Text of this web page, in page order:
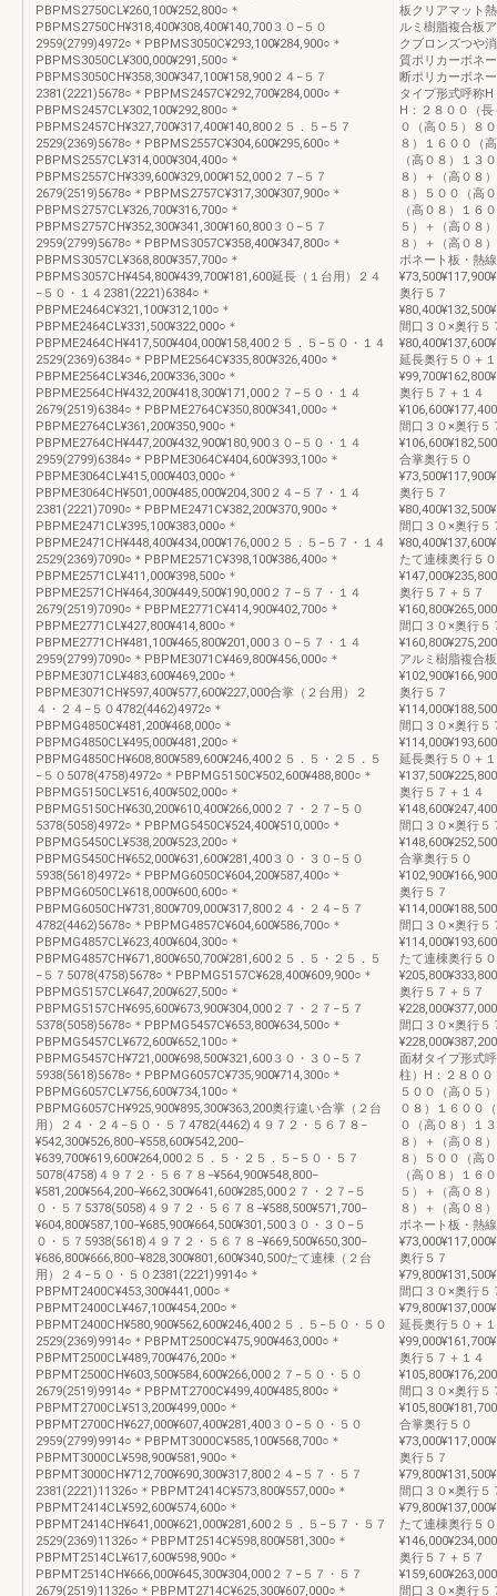
PBPMS2750CL¥260,100¥252,800○＊
PBPMS2750CH¥318,400¥308,400¥140,700３０−５０
2959(2799)4972○＊PBPMS3050C¥293,100¥284,900○＊
PBPMS3050CL¥300,000¥291,500○＊
PBPMS3050CH¥358,300¥347,100¥158,900２４−５７
2381(2221)5678○＊PBPMS2457C¥292,700¥284,000○＊
PBPMS2457CL¥302,100¥292,800○＊
PBPMS2457CH¥327,700¥317,400¥140,800２５．５−５７
2529(2369)5678○＊PBPMS2557C¥304,600¥295,600○＊
PBPMS2557CL¥314,000¥304,400○＊
PBPMS2557CH¥339,600¥329,000¥152,000２７−５７
2679(2519)5678○＊PBPMS2757C¥317,300¥307,900○＊
PBPMS2757CL¥326,700¥316,700○＊
PBPMS2757CH¥352,300¥341,300¥160,800３０−５７
2959(2799)5678○＊PBPMS3057C¥358,400¥347,800○＊
PBPMS3057CL¥368,800¥357,700○＊
PBPMS3057CH¥454,800¥439,700¥181,600延長（１台用）２４
−５０・１４2381(2221)6384○＊
PBPME2464C¥321,100¥312,100○＊
PBPME2464CL¥331,500¥322,000○＊
PBPME2464CH¥417,500¥404,000¥158,400２５．５−５０・１４
2529(2369)6384○＊PBPME2564C¥335,800¥326,400○＊
PBPME2564CL¥346,200¥336,300○＊
PBPME2564CH¥432,200¥418,300¥171,000２７−５０・１４
2679(2519)6384○＊PBPME2764C¥350,800¥341,000○＊
PBPME2764CL¥361,200¥350,900○＊
PBPME2764CH¥447,200¥432,900¥180,900３０−５０・１４
2959(2799)6384○＊PBPME3064C¥404,600¥393,100○＊
PBPME3064CL¥415,000¥403,000○＊
PBPME3064CH¥501,000¥485,000¥204,300２４−５７・１４
2381(2221)7090○＊PBPME2471C¥382,200¥370,900○＊
PBPME2471CL¥395,100¥383,000○＊
PBPME2471CH¥448,400¥434,000¥176,000２５．５−５７・１４
2529(2369)7090○＊PBPME2571C¥398,100¥386,400○＊
PBPME2571CL¥411,000¥398,500○＊
PBPME2571CH¥464,300¥449,500¥190,000２７−５７・１４
2679(2519)7090○＊PBPME2771C¥414,900¥402,700○＊
PBPME2771CL¥427,800¥414,800○＊
PBPME2771CH¥481,100¥465,800¥201,000３０−５７・１４
2959(2799)7090○＊PBPME3071C¥469,800¥456,000○＊
PBPME3071CL¥483,600¥469,200○＊
PBPME3071CH¥597,400¥577,600¥227,000合掌（２台用）２
４・２４−５０4782(4462)4972○＊
PBPMG4850C¥481,200¥468,000○＊
PBPMG4850CL¥495,000¥481,200○＊
PBPMG4850CH¥608,800¥589,600¥246,400２５．５・２５．５
−５０5078(4758)4972○＊PBPMG5150C¥502,600¥488,800○＊
PBPMG5150CL¥516,400¥502,000○＊
PBPMG5150CH¥630,200¥610,400¥266,000２７・２７−５０
5378(5058)4972○＊PBPMG5450C¥524,400¥510,000○＊
PBPMG5450CL¥538,200¥523,200○＊
PBPMG5450CH¥652,000¥631,600¥281,400３０・３０−５０
5938(5618)4972○＊PBPMG6050C¥604,200¥587,400○＊
PBPMG6050CL¥618,000¥600,600○＊
PBPMG6050CH¥731,800¥709,000¥317,800２４・２４−５７
4782(4462)5678○＊PBPMG4857C¥604,600¥586,700○＊
PBPMG4857CL¥623,400¥604,300○＊
PBPMG4857CH¥671,800¥650,700¥281,600２５．５・２５．５
−５７5078(4758)5678○＊PBPMG5157C¥628,400¥609,900○＊
PBPMG5157CL¥647,200¥627,500○＊
PBPMG5157CH¥695,600¥673,900¥304,000２７・２７−５７
5378(5058)5678○＊PBPMG5457C¥653,800¥634,500○＊
PBPMG5457CL¥672,600¥652,100○＊
PBPMG5457CH¥721,000¥698,500¥321,600３０・３０−５７
5938(5618)5678○＊PBPMG6057C¥735,900¥714,300○＊
PBPMG6057CL¥756,600¥734,100○＊
PBPMG6057CH¥925,900¥895,300¥363,200奥行違い合掌（２台
用）２４・２４−５０・５７4782(4462)４９７２・５６７８−
¥542,300¥526,800−¥558,600¥542,200−
¥639,700¥619,600¥264,000２５．５・２５．５−５０・５７
5078(4758)４９７２・５６７８−¥564,900¥548,800−
¥581,200¥564,200−¥662,300¥641,600¥285,000２７・２７−５
０・５７5378(5058)４９７２・５６７８−¥588,500¥571,700−
¥604,800¥587,100−¥685,900¥664,500¥301,500３０・３０−５
０・５７5938(5618)４９７２・５６７８−¥669,500¥650,300−
¥686,800¥666,800−¥828,300¥801,600¥340,500たて連棟（２台
用）２４−５０・５０2381(2221)9914○＊
PBPMT2400C¥453,300¥441,000○＊
PBPMT2400CL¥467,100¥454,200○＊
PBPMT2400CH¥580,900¥562,600¥246,400２５．５−５０・５０
2529(2369)9914○＊PBPMT2500C¥475,900¥463,000○＊
PBPMT2500CL¥489,700¥476,200○＊
PBPMT2500CH¥603,500¥584,600¥266,000２７−５０・５０
2679(2519)9914○＊PBPMT2700C¥499,400¥485,800○＊
PBPMT2700CL¥513,200¥499,000○＊
PBPMT2700CH¥627,000¥607,400¥281,400３０−５０・５０
2959(2799)9914○＊PBPMT3000C¥585,100¥568,700○＊
PBPMT3000CL¥598,900¥581,900○＊
PBPMT3000CH¥712,700¥690,300¥317,800２４−５７・５７
2381(2221)11326○＊PBPMT2414C¥573,800¥557,000○＊
PBPMT2414CL¥592,600¥574,600○＊
PBPMT2414CH¥641,000¥621,000¥281,600２５．５−５７・５７
2529(2369)11326○＊PBPMT2514C¥598,800¥581,300○＊
PBPMT2514CL¥617,600¥598,900○＊
PBPMT2514CH¥666,000¥645,300¥304,000２７−５７・５７
2679(2519)11326○＊PBPMT2714C¥625,300¥607,000○＊
板クリアマット
ルミ樹脂複合板
クブロンズつや
質ポリカーボネ
断ポリカーボネ
タイプ形式呼称
H：２８００（
０（高０５）８
８）１６００（
（高０８）１３
８）＋（高０８
８）５００（高
（高０８）１６
５）＋（高０８
８）＋（高０８
ボネート板・熱
奥行５７
間口３０×奥行５
延長奥行５０＋
奥行５７＋１４
間口３０×奥行５
合掌奥行５０
奥行５７
間口３０×奥行５
たて連棟奥行５
奥行５７＋５７
間口３０×奥行５
アルミ樹脂複合
奥行５７
間口３０×奥行５
延長奥行５０＋
奥行５７＋１４
間口３０×奥行５
合掌奥行５０
奥行５７
間口３０×奥行５
たて連棟奥行５
奥行５７＋５７
間口３０×奥行５
面材タイプ形式
柱）H：２８０
５００（高０５
０８）１６００
０（高０８）１
８）＋（高０８
８）５００（高
（高０８）１６
５）＋（高０８
８）＋（高０８
ボネート板・熱
奥行５７
間口３０×奥行５
延長奥行５０＋
奥行５７＋１４
間口３０×奥行５
合掌奥行５０
奥行５７
間口３０×奥行５
たて連棟奥行５
奥行５７＋５７
間口３０×奥行５